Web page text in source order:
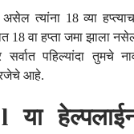
त्यांना 18 व्या
18 वा हप्ता जमा झाला
पहिल्यांदा तुमचे
आहे.